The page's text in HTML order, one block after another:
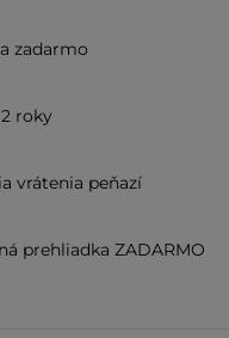
zadarmo
roky
vrátenia peňazí
prehliadka ZADARMO